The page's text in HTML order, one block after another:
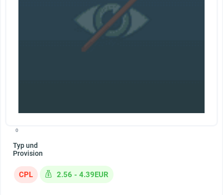
0
Typ und
Provision
CPL 2.56 - 4.39EUR